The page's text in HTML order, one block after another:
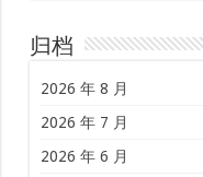
归档
2026 年 8 月
2026 年 7 月
2026 年 6 月